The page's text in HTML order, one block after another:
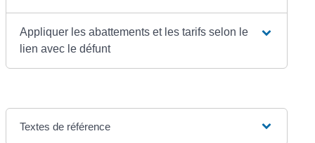
Appliquer les abattements et les tarifs selon le
lien avec le défunt
Textes de référence